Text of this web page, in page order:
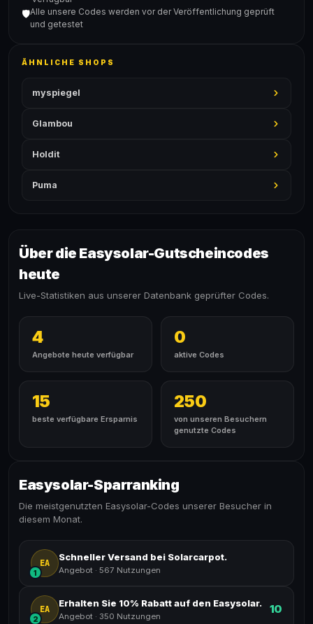
🛡️Alle unsere Codes werden vor der Veröffentlichung geprüft
und getestet
ÄHNLICHE SHOPS
myspiegel
Glambou
Holdit
Puma
Über die Easysolar-Gutscheincodes
heute
Live-Statistiken aus unserer Datenbank geprüfter Codes.
4
Angebote heute verfügbar
0
aktive Codes
15
beste verfügbare Ersparnis
250
von unseren Besuchern
genutzte Codes
Easysolar-Sparranking
Die meistgenutzten Easysolar-Codes unserer Besucher in
diesem Monat.
EA
1
Schneller Versand bei Solarcarpot.
Angebot · 567 Nutzungen
EA
2
Erhalten Sie 10% Rabatt auf den Easysolar.
Angebot · 350 Nutzungen
10